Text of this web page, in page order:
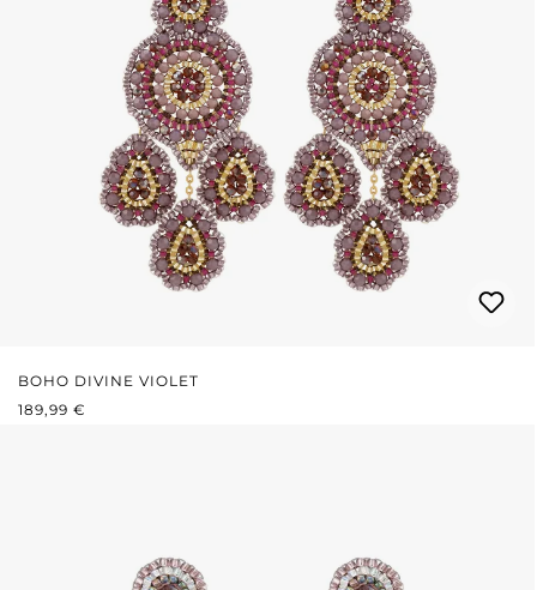
BOHO DIVINE VIOLET
PRIX RÉGULIER :
189,99 €